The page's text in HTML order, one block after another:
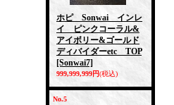
ホピ Sonwai インレ
イ ピンクコーラル&
アイボリー&ゴールド
ディバイダーetc TOP
[Sonwai7]
999,999,999円(税込)
No.5